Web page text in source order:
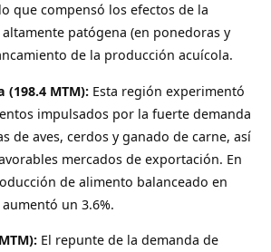
que compensó los efectos de la
patógena (en ponedoras y
de la producción acuícola.
(198.4 MTM): Esta región experimentó
impulsados por la fuerte demanda
de aves, cerdos y ganado de carne, así
mercados de exportación. En
de alimento balanceado en
un 3.6%.
El repunte de la demanda de